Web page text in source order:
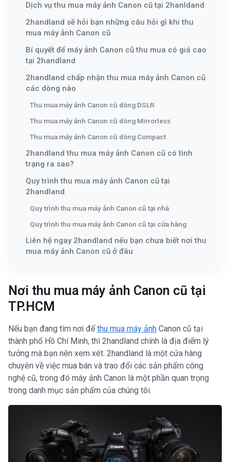
Dịch vụ thu mua máy ảnh Canon cũ tại 2hanldand
2handland sẽ hỏi bạn những câu hỏi gì khi thu
mua máy ảnh Canon cũ
Bí quyết để máy ảnh Canon cũ thu mua có giá cao
tại 2handland
2handland chấp nhận thu mua máy ảnh Canon cũ
các dòng nào
Thu mua máy ảnh Canon cũ dòng DSLR
Thu mua máy ảnh Canon cũ dòng Mirrorless
Thu mua máy ảnh Canon cũ dòng Compact
2handland thu mua máy ảnh Canon cũ có tình
trạng ra sao?
Quy trình thu mua máy ảnh Canon cũ tại
2handland
Quy trình thu mua máy ảnh Canon cũ tại nhà
Quy trình thu mua máy ảnh Canon cũ tại cửa hàng
Liên hệ ngay 2handland nếu bạn chưa biết nơi thu
mua máy ảnh Canon cũ ở đâu
Nơi thu mua máy ảnh Canon cũ tại
TP.HCM
Nếu bạn đang tìm nơi đểthu mua máy ảnh Canon cũ tại
thành phố Hồ Chí Minh, thì 2handland chính là địa điểm lý
tưởng mà bạn nên xem xét. 2handland là một cửa hàng
chuyên về việc mua bán và trao đổi các sản phẩm công
nghệ cũ, trong đó máy ảnh Canon là một phần quan trọng
trong danh mục sản phẩm của chúng tôi.